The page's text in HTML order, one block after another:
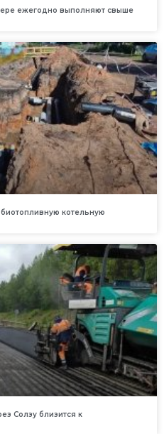
ежегодно выполняют свыше
котельную
Солзу близится к